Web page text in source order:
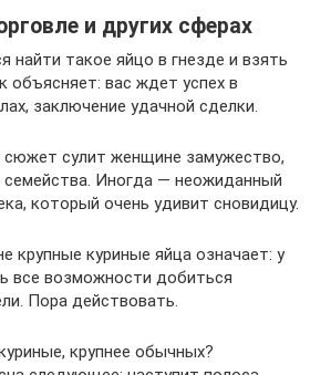
и других сферах
найти такое яйцо в гнезде и взять
объясняет: вас ждет успех в
заключение удачной сделки.
сюжет сулит женщине замужество,
семейства. Иногда — неожиданный
который очень удивит сновидицу.
крупные куриные яйца означает: у
все возможности добиться
Пора действовать.
крупнее обычных?